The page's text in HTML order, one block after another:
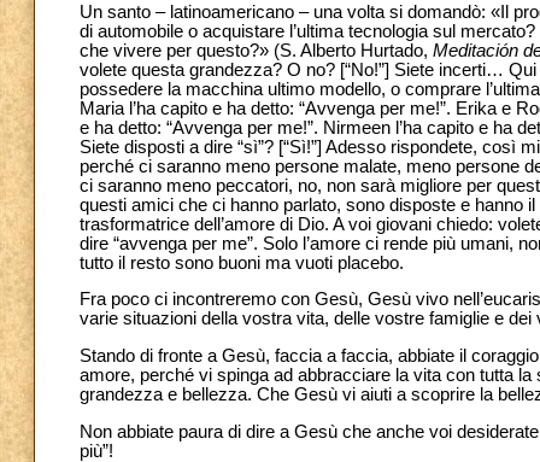
Un santo – latinoamericano – una volta si domandò: «Il
di automobile o acquistare l’ultima tecnologia sul
che vivere per questo?» (S. Alberto Hurtado, Meditación
volete questa grandezza? O no? [“No!”] Siete incerti…
possedere la macchina ultimo modello, o comprare
Maria l’ha capito e ha detto: “Avvenga per me!”. Erika e
e ha detto: “Avvenga per me!”. Nirmeen l’ha capito e ha
Siete disposti a dire “sì”? [“Sì!”] Adesso rispondete, così
perché ci saranno meno persone malate, meno persone
ci saranno meno peccatori, no, non sarà migliore per
questi amici che ci hanno parlato, sono disposte e hanno
trasformatrice dell’amore di Dio. A voi giovani chiedo:
dire “avvenga per me”. Solo l’amore ci rende più umani,
tutto il resto sono buoni ma vuoti placebo.
Fra poco ci incontreremo con Gesù, Gesù vivo
varie situazioni della vostra vita, delle vostre famiglie e dei
Stando di fronte a Gesù, faccia a faccia, abbiate il
amore, perché vi spinga ad abbracciare la vita con tutta
grandezza e bellezza. Che Gesù vi aiuti a scoprire la
Non abbiate paura di dire a Gesù che anche voi
più”!